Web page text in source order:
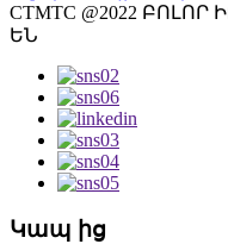
CTMTC @2022
ԵՆ
Կապ ից